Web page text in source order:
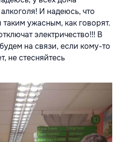
И надеюсь, что
ужасным, как говорят.
электричество!!! В
на связи, если кому-то
не стесняйтесь